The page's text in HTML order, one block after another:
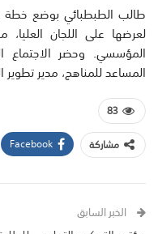
طالب الطبطبائي بوضع
لعرضها على اللجان
المؤسسي. وحضر الاجتماع
المساعد للمناهج، مدير
83
مشاركة
Facebook
الخبر السابق